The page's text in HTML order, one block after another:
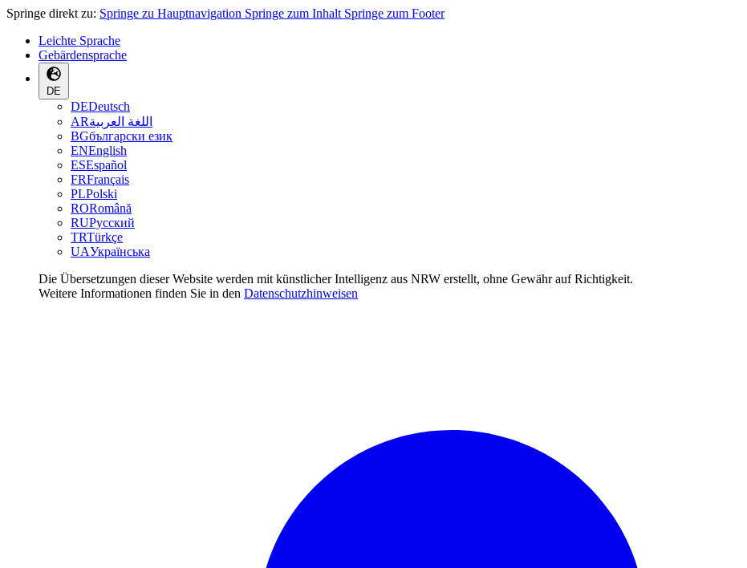
Springe direkt zu: Springe zu Hauptnavigation Springe zum Inhalt Springe zum Footer
Leichte Sprache
Gebärdensprache
DE
DEDeutsch
ARاللغة العربية
BGбългарски език
ENEnglish
ESEspañol
FRFrançais
PLPolski
RORomână
RUРусский
TRTürkçe
UAУкраїнська
Die Übersetzungen dieser Website werden mit künstlicher Intelligenz aus NRW erstellt, ohne Gewähr auf Richtigkeit.
Weitere Informationen finden Sie in den Datenschutzhinweisen